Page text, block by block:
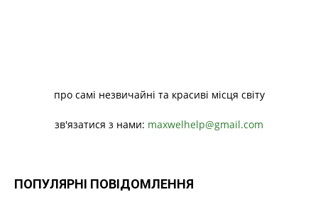
про самі незвичайні та красиві місця світу
зв'язатися з нами: maxwelhelp@gmail.com
ПОПУЛЯРНІ ПОВІДОМЛЕННЯ